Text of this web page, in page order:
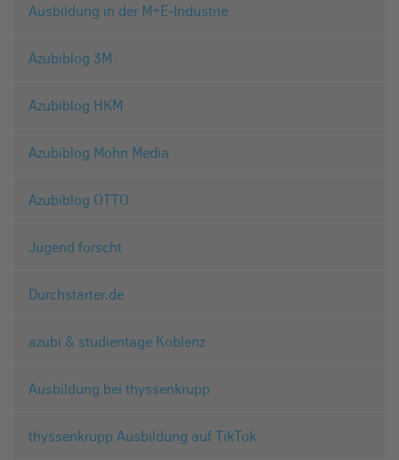
Ausbildung in der M+E-Industrie
Azubiblog 3M
Azubiblog HKM
Azubiblog Mohn Media
Azubiblog OTTO
Jugend forscht
Durchstarter.de
azubi & studientage Koblenz
Ausbildung bei thyssenkrupp
thyssenkrupp Ausbildung auf TikTok